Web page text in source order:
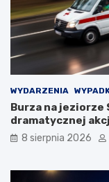
WYDARZENIA
Burza na jeziorze
dramatycznej
8 sierpnia 2026